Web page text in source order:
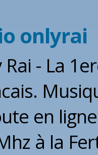
onlyrai
Rai - La
en
à la